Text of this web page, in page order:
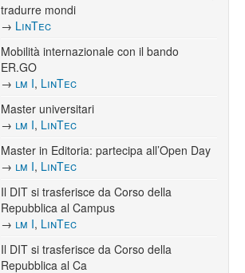
tradurre mondi
→ LinTec
Mobilità internazionale con il bando
ER.GO
→ lm I, LinTec
Master universitari
→ lm I, LinTec
Master in Editoria: partecipa all’Open Day
→ lm I, LinTec
Il DIT si trasferisce da Corso della
Repubblica al Campus
→ lm I, LinTec
Il DIT si trasferisce da Corso della
Repubblica al Ca